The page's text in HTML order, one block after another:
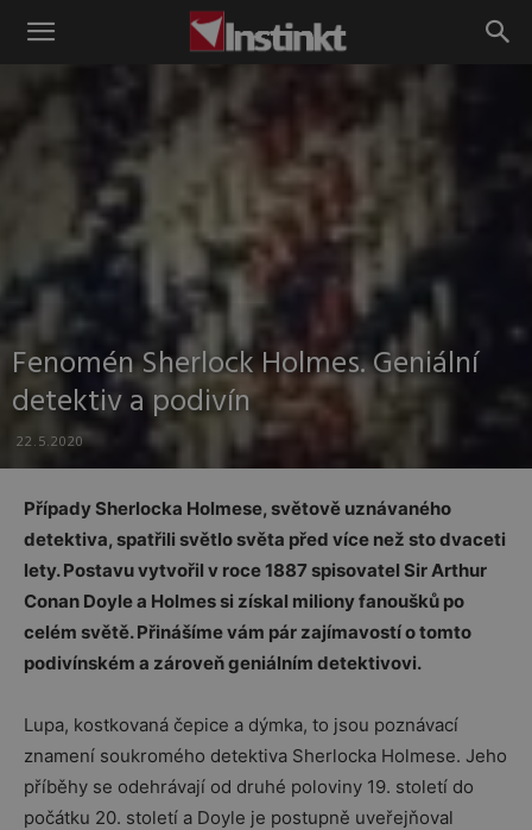
Instinkt
Fenomén Sherlock Holmes. Geniální
detektiv a podivín
22.5.2020
Případy Sherlocka Holmese, světově uznávaného
detektiva, spatřili světlo světa před více než sto dvaceti
lety. Postavu vytvořil v roce 1887 spisovatel Sir Arthur
Conan Doyle a Holmes si získal miliony fanoušků po
celém světě. Přinášíme vám pár zajímavostí o tomto
podivínském a zároveň geniálním detektivovi.
Lupa, kostkovaná čepice a dýmka, to jsou poznávací
znamení soukromého detektiva Sherlocka Holmese. Jeho
příběhy se odehrávají od druhé poloviny 19. století do
počátku 20. století a Doyle je postupně uveřejňoval